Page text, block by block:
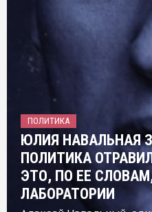
ПОЛИТИКА
ЮЛИЯ НАВАЛЬНАЯ
ПОЛИТИКА
ЭТО, ПО ЕЕ
ЛАБОРАТОРИИ